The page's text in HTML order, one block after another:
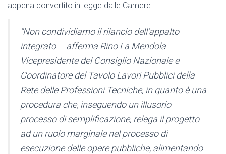
appena convertito in legge dalle Camere.
“Non condividiamo il rilancio dell’appalto
integrato – afferma Rino La Mendola –
Vicepresidente del Consiglio Nazionale e
Coordinatore del Tavolo Lavori Pubblici della
Rete delle Professioni Tecniche, in quanto è una
procedura che, inseguendo un illusorio
processo di semplificazione, relega il progetto
ad un ruolo marginale nel processo di
esecuzione delle opere pubbliche, alimentando